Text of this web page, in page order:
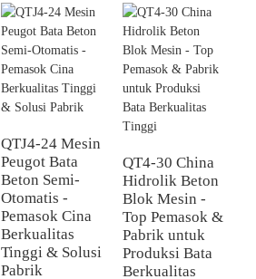
QTJ4-24 Mesin
Peugot Bata
Beton Semi-
Otomatis -
Pemasok Cina
Berkualitas
Tinggi & Solusi
Pabrik
QT4-30 China
Hidrolik Beton
Blok Mesin -
Top Pemasok &
Pabrik untuk
Produksi Bata
Berkualitas